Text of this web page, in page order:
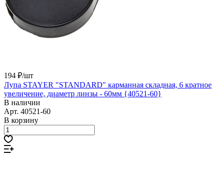
194 ₽/шт
Лупа STAYER "STANDARD" карманная складная, 6 кратное
увеличение, диаметр линзы - 60мм {40521-60}
В наличии
Арт. 40521-60
В корзину